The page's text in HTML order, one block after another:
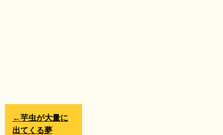
←芋虫が大量に
出てくる夢